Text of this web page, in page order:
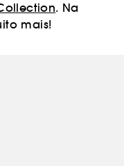
. Na
mais!